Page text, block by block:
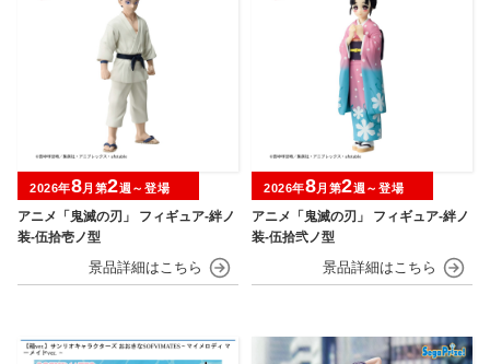
アニメ「鬼滅の刃」 フィギュア-絆ノ
装-伍拾壱ノ型
2026年8月第2週～登場
アニメ「鬼滅の刃」 フィギュア-絆ノ
装-伍拾弐ノ型
2026年8月第2週～登場